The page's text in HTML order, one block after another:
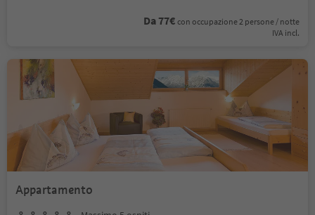
Da 77€ con occupazione 2 persone / notte
IVA incl.
Appartamento